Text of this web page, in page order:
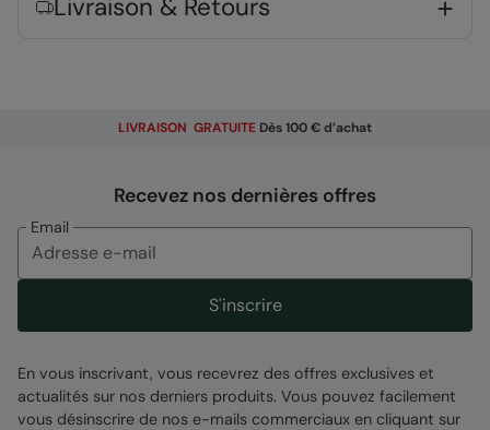
Livraison & Retours
LIVRAISON GRATUITE Dès 100 € d’achat
Recevez nos dernières offres
Email
S'inscrire
En vous inscrivant, vous recevrez des offres exclusives et
actualités sur nos derniers produits. Vous pouvez facilement
vous désinscrire de nos e-mails commerciaux en cliquant sur